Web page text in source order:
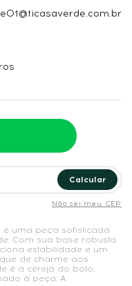
Calcular
Não sei meu CEP
é uma peça sofisticada
Com sua base robusta
estabilidade e um
de charme aos
é a cereja do bolo,
à peça. A